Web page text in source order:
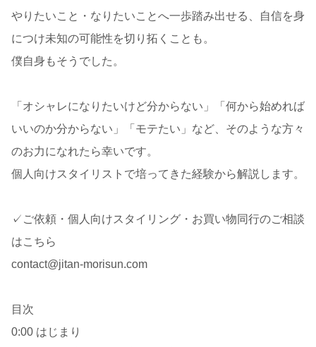
やりたいこと・なりたいことへ一歩踏み出せる、自信を身
につけ未知の可能性を切り拓くことも。
僕自身もそうでした。
「オシャレになりたいけど分からない」「何から始めれば
いいのか分からない」「モテたい」など、そのような方々
のお力になれたら幸いです。
個人向けスタイリストで培ってきた経験から解説します。
✓ご依頼・個人向けスタイリング・お買い物同行のご相談
はこちら
contact@jitan-morisun.com
目次
0:00 はじまり